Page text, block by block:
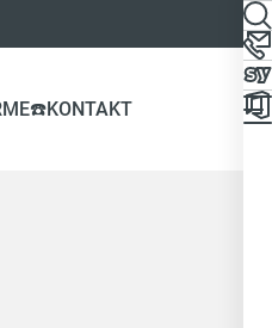
☎️KONTAKT